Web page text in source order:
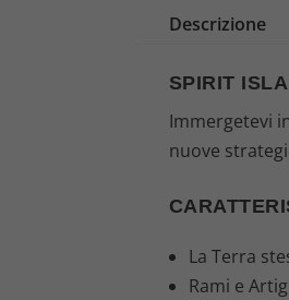
Descrizione
SPIRIT
Immergetevi
nuove
La Terra
Rami e